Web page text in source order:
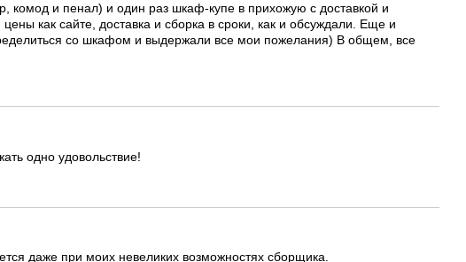
комод и пенал) и один раз шкаф-купе в прихожую с доставкой и
как сайте, доставка и сборка в сроки, как и обсуждали. Еще и
со шкафом и выдержали все мои пожелания) В общем, все
одно удовольствие!
даже при моих невеликих возможностях сборщика.